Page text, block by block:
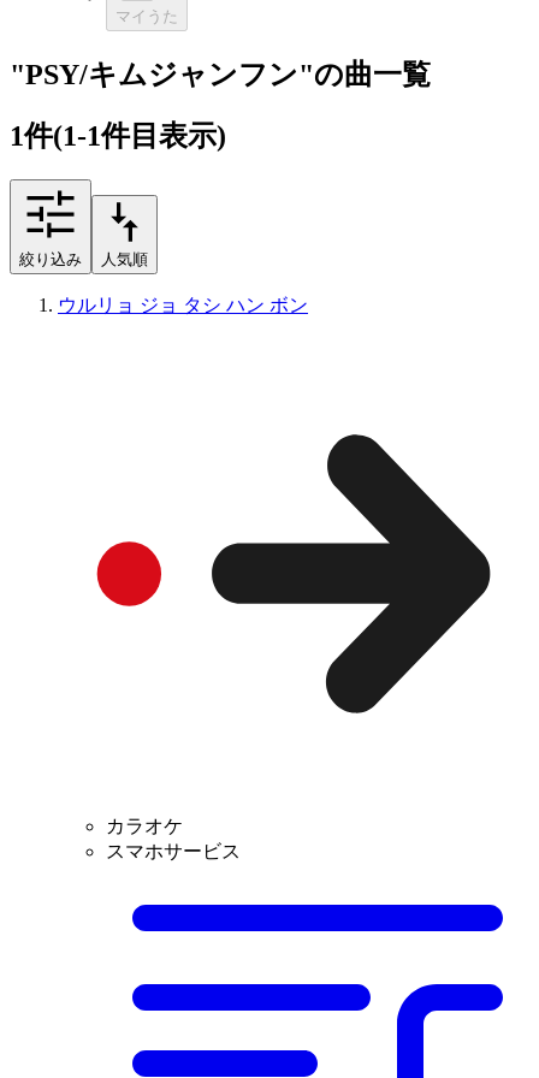
マイうた
"PSY/キムジャンフン"の曲一覧
1件(1-1件目表示)
絞り込み 人気順
ウルリョ ジョ タシ ハン ボン
カラオケ
スマホサービス